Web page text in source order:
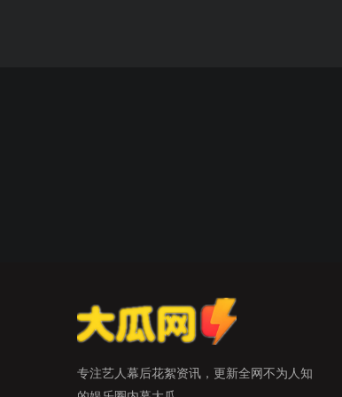
专注艺人幕后花絮资讯，更新全网不为人知